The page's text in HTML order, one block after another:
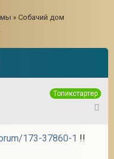
» Собачий дом
Топикстартер
173-37860-1 !!